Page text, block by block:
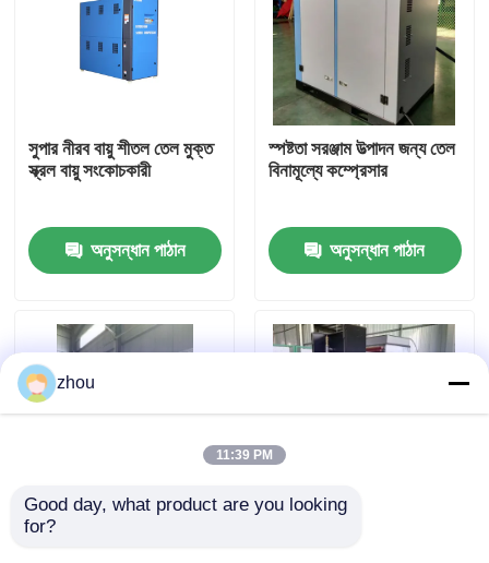
আমাদের সম্পর্কে
মান নিয়ন্ত্রণ
যোগাযোগ করুন
খবর
সুপার নীরব বায়ু শীতল তেল মুক্ত
স্ক্রল বায়ু সংকোচকারী
অনুসন্ধান পাঠান
স্পষ্টতা সরঞ্জাম উত্পাদন জন্য তেল
বিনামূল্যে কম্প্রেসার
অনুসন্ধান পাঠান
খাদ্য ও পানীয় শিল্পের জন্য
zhou
11:39 PM
Good day, what product are you looking
for?